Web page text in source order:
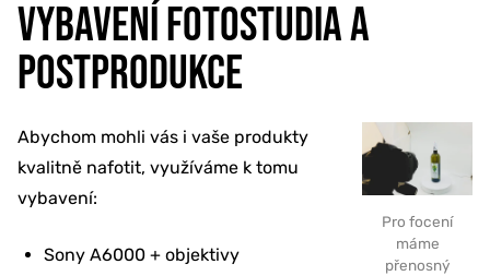
VYBAVENÍ FOTOSTUDIA A
POSTPRODUKCE
Pro focení
máme
přenosný
Abychom mohli vás i vaše produkty
kvalitně nafotit, využíváme k tomu
vybavení:
Sony A6000 + objektivy